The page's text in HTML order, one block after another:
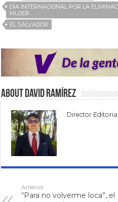
DÍA INTERNACIONAL POR LA
MUJER
EL SALVADOR
About David Ramírez
Director
Anterior
“Para no volverme loca”, el